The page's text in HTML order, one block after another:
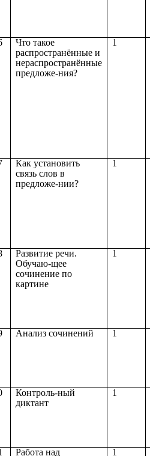
Что такое
распространённые и
нераспространённые
предложе-ния?
1
Как установить
связь слов в
предложе-нии?
1
Развитие речи.
Обучаю-щее
сочинение по
картине
1
Анализ сочинений 1
Контроль-ный
диктант
1
Работа над 1